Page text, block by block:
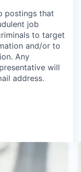
postings that
job
to target
and/or to
Any
will
address.